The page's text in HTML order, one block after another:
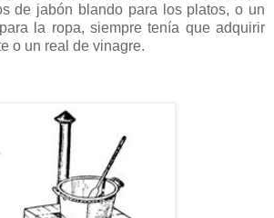
de jabón blando para los platos, o un
la ropa, siempre tenía que adquirir
o un real de vinagre.